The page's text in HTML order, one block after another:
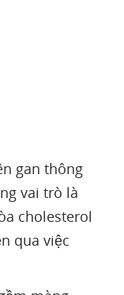
gan thông
vai trò là
cholesterol
qua việc